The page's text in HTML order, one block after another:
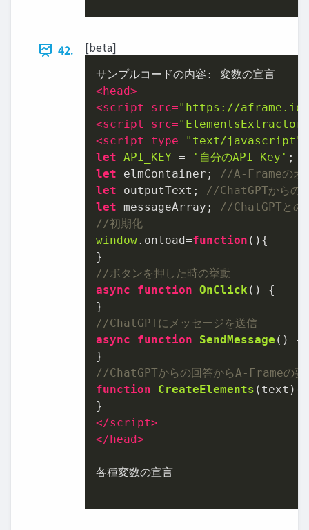
42. [beta]
<head>
<script src="https://
<script src=
<script type="text/javascript"
let API_KEY = '⾃分のAPI Key' ;
let elmContainer; //A-Frameのオ
let outputText; //ChatGPTからの
let messageArray; //ChatGPTとの
//初期化
window. onload=function ( ){
//ボタンを押した時の挙動
async
function OnClick ( ) {
//ChatGPTにメッセージを送信
async
function SendMessage ( ) {
//ChatGPTからの回答からA-Frameの要
function
CreateElements ( text ){
</script>
</head>
各種変数の宣⾔